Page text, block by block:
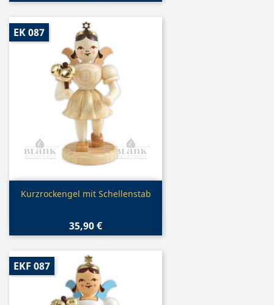
Vorschau
Kurzrockengel mit Schellenstab
35,90 €
EK 087
EKF 087